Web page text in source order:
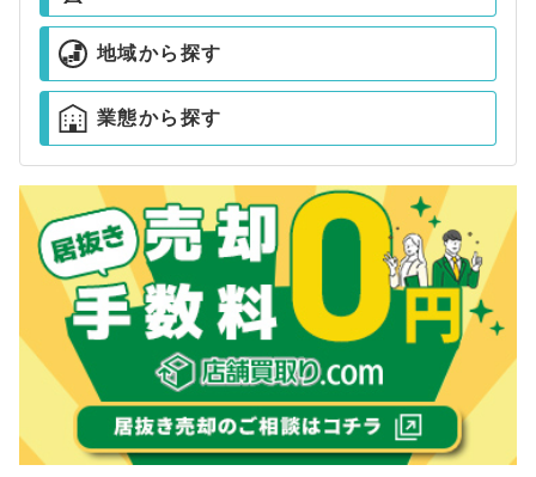
地域から探す
業態から探す